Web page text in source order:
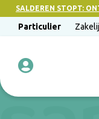
SALDEREN STOPT:
Particulier